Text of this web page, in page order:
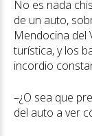
No es nada
de un auto,
Mendocina del
turística, y los
incordio
–¿O sea que
del auto a ver